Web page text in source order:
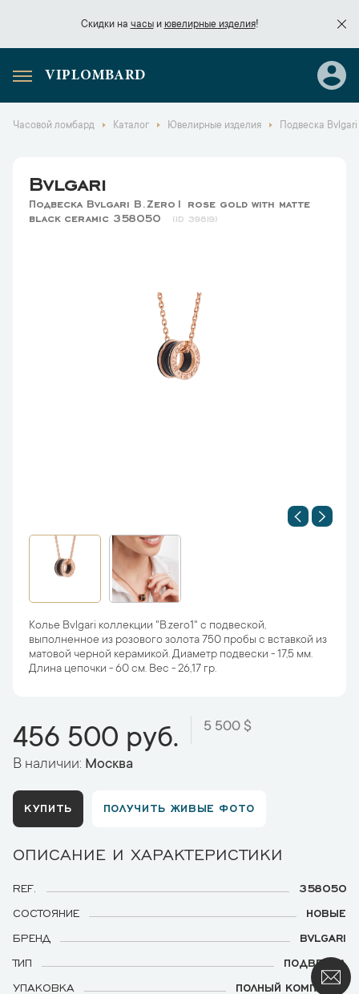
Скидки на часыи ювелирные изделия!
Скидки начасы
VIPLOMBARD
Часовой ломбард Каталог Ювелирные изделия Подвеска
Bvlgari
Подвеска Bvlgari B.Zero1 rose gold with matte
black ceramic 358050
39819
Колье Bvlgari коллекции "B.zero1" с подвеской,
выполненное из розового золота 750 пробы с вставкой из
матовой черной керамикой. Диаметр подвески - 17,5 мм.
Длина цепочки - 60 см. Вес - 26,17 гр.
456 500 руб. 5 500 $
В наличии: Москва
КУПИТЬ ПОЛУЧИТЬ ЖИВЫЕ ФОТО
ОПИСАНИЕ И ХАРАКТЕРИСТИКИ
REF.
358050
СОСТОЯНИЕ
НОВЫЕ
БРЕНД
BVLGARI
ТИП
ПОДВЕСКА
УПАКОВКА
ПОЛНЫЙ КОМПЛЕКТ